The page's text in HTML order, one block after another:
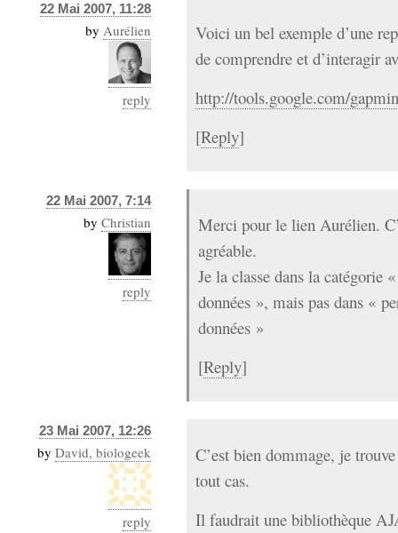
22 Mai 2007, 11:28
by Aurélien
reply
Voici un bel exemple d’une
de comprendre et d’interagir
http://tools.google.com/
[Reply]
22 Mai 2007, 7:14
by Christian
reply
Merci pour le lien Aurélien.
agréable.
Je la classe dans la catégorie
données », mais pas dans «
données »
[Reply]
23 Mai 2007, 12:26
by David, biologeek
reply
C’est bien dommage, je
tout cas.
Il faudrait une bibliothèque